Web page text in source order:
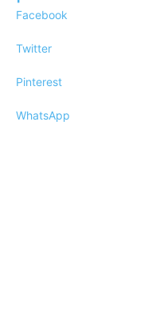
Facebook
Twitter
Pinterest
WhatsApp